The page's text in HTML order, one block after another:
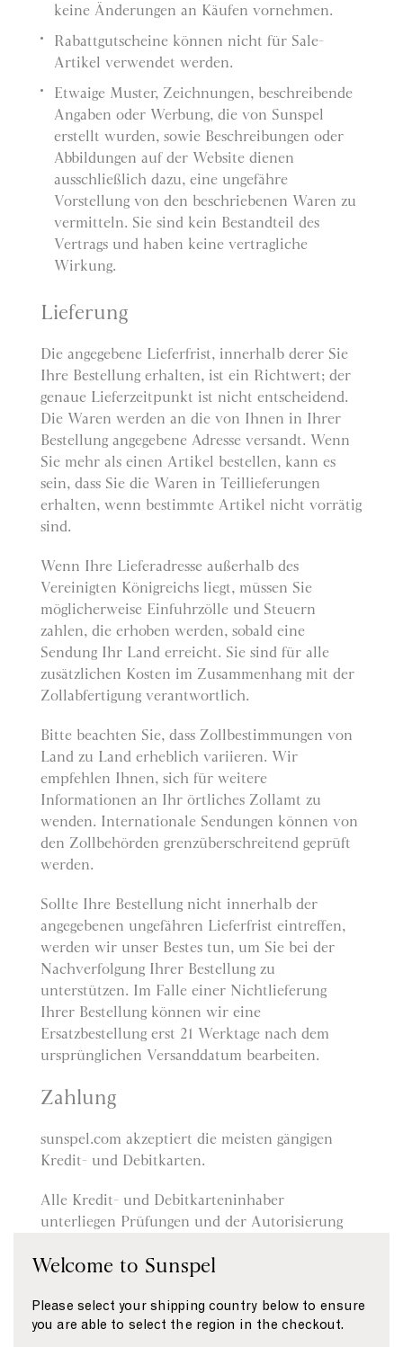
keine Änderungen an Käufen vornehmen.
Rabattgutscheine können nicht für Sale-
Artikel verwendet werden.
Etwaige Muster, Zeichnungen, beschreibende
Angaben oder Werbung, die von Sunspel
erstellt wurden, sowie Beschreibungen oder
Abbildungen auf der Website dienen
ausschließlich dazu, eine ungefähre
Vorstellung von den beschriebenen Waren zu
vermitteln. Sie sind kein Bestandteil des
Vertrags und haben keine vertragliche
Wirkung.
Lieferung
Die angegebene Lieferfrist, innerhalb derer Sie
Ihre Bestellung erhalten, ist ein Richtwert; der
genaue Lieferzeitpunkt ist nicht entscheidend.
Die Waren werden an die von Ihnen in Ihrer
Bestellung angegebene Adresse versandt. Wenn
Sie mehr als einen Artikel bestellen, kann es
sein, dass Sie die Waren in Teillieferungen
erhalten, wenn bestimmte Artikel nicht vorrätig
sind.
Wenn Ihre Lieferadresse außerhalb des
Vereinigten Königreichs liegt, müssen Sie
möglicherweise Einfuhrzölle und Steuern
zahlen, die erhoben werden, sobald eine
Sendung Ihr Land erreicht. Sie sind für alle
zusätzlichen Kosten im Zusammenhang mit der
Zollabfertigung verantwortlich.
Bitte beachten Sie, dass Zollbestimmungen von
Land zu Land erheblich variieren. Wir
empfehlen Ihnen, sich für weitere
Informationen an Ihr örtliches Zollamt zu
wenden. Internationale Sendungen können von
den Zollbehörden grenzüberschreitend geprüft
werden.
Sollte Ihre Bestellung nicht innerhalb der
angegebenen ungefähren Lieferfrist eintreffen,
werden wir unser Bestes tun, um Sie bei der
Nachverfolgung Ihrer Bestellung zu
unterstützen. Im Falle einer Nichtlieferung
Ihrer Bestellung können wir eine
Ersatzbestellung erst 21 Werktage nach dem
ursprünglichen Versanddatum bearbeiten.
Zahlung
sunspel.com akzeptiert die meisten gängigen
Kredit- und Debitkarten.
Alle Kredit- und Debitkarteninhaber
unterliegen Prüfungen und der Autorisierung
Aussteller Ihrer Karte die Autorisierung der
Verzögerungen oder Nichtlieferung.
Welcome to Sunspel
Please select your shipping country below to ensure
you are able to select the region in the checkout.